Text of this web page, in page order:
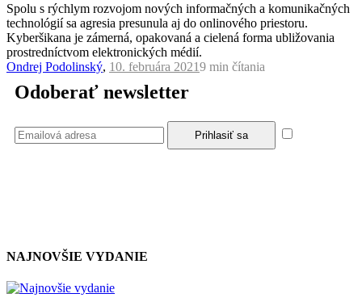
Spolu s rýchlym rozvojom nových informačných a komunikačných
technológií sa agresia presunula aj do onlinového priestoru.
Kyberšikana je zámerná, opakovaná a cielená forma ubližovania
prostredníctvom elektronických médií.
Ondrej Podolinský, 10. februára 20219 min čítania
Odoberať newsletter
NAJNOVŠIE VYDANIE